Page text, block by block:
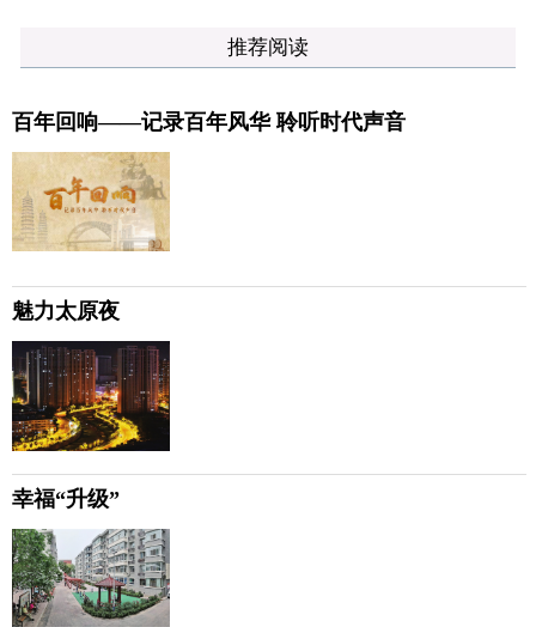
推荐阅读
百年回响——记录百年风华 聆听时代声音
魅力太原夜
幸福“升级”